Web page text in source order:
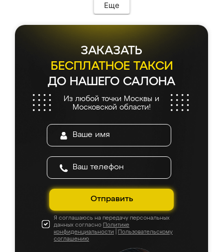
Еще
ЗАКАЗАТЬ
БЕСПЛАТНОЕ ТАКСИ
ДО НАШЕГО САЛОНА
Из любой точки Москвы и
Московской области!
Отправить
Я соглашаюсь на передачу персональных
данных согласно Политике
конфиденциальности
Пользовательскому
соглашению